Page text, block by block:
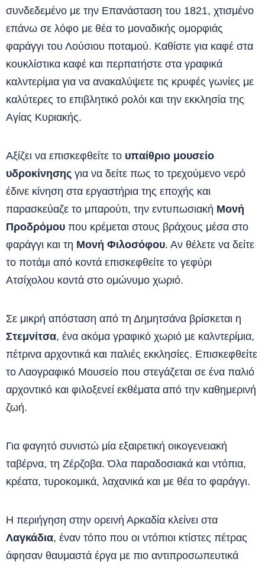
συνδεδεμένο με την Επανάσταση του 1821, χτισμένο
επάνω σε λόφο με θέα το μοναδικής ομορφιάς
φαράγγι του Λούσιου ποταμού. Καθίστε για καφέ στα
κουκλίστικα καφέ και περπατήστε στα γραφικά
καλντερίμια για να ανακαλύψετε τις κρυφές γωνίες με
καλύτερες το επιβλητικό ρολόι και την εκκλησία της
Αγίας Κυριακής.
Αξίζει να επισκεφθείτε το υπαίθριο μουσείο
υδροκίνησης για να δείτε πως το τρεχούμενο νερό
έδινε κίνηση στα εργαστήρια της εποχής και
παρασκεύαζε το μπαρούτι, την εντυπωσιακή Μονή
Προδρόμου που κρέμεται στους βράχους μέσα στο
φαράγγι και τη Μονή Φιλοσόφου. Αν θέλετε να δείτε
το ποτάμι από κοντά επισκεφθείτε το γεφύρι
Ατσίχολου κοντά στο ομώνυμο χωριό.
Σε μικρή απόσταση από τη Δημητσάνα βρίσκεται η
Στεμνίτσα, ένα ακόμα γραφικό χωριό με καλντερίμια,
πέτρινα αρχοντικά και παλιές εκκλησίες. Επισκεφθείτε
το Λαογραφικό Μουσείο που στεγάζεται σε ένα παλιό
αρχοντικό και φιλοξενεί εκθέματα από την καθημερινή
ζωή.
Για φαγητό συνιστώ μία εξαιρετική οικογενειακή
ταβέρνα, τη Ζέρζοβα. Όλα παραδοσιακά και ντόπια,
κρέατα, τυροκομικά, λαχανικά και με θέα το φαράγγι.
Η περιήγηση στην ορεινή Αρκαδία κλείνει στα
Λαγκάδια, έναν τόπο που οι ντόπιοι κτίστες πέτρας
άφησαν θαυμαστά έργα με πιο αντιπροσωπευτικά